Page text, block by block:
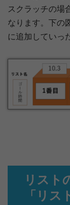
スクラッチの場
なります。下の
に追加していっ
リスト
「リス